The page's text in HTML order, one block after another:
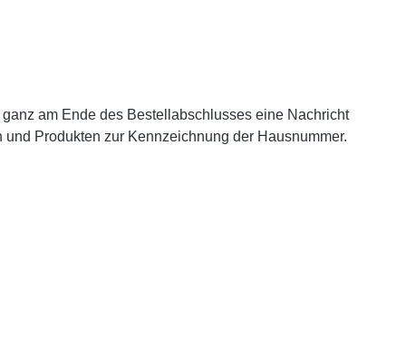
am Ende des Bestellabschlusses eine Nachricht
Produkten zur Kennzeichnung der Hausnummer.